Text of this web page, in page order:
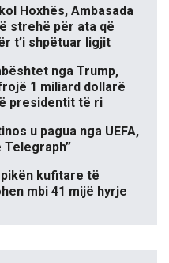
Hoxhës, Ambasada
strehë për ata që
t’i shpëtuar ligjit
nga Trump,
1 miliard dollarë
presidentit të ri
u pagua nga UEFA,
kufitare të
mbi 41 mijë hyrje